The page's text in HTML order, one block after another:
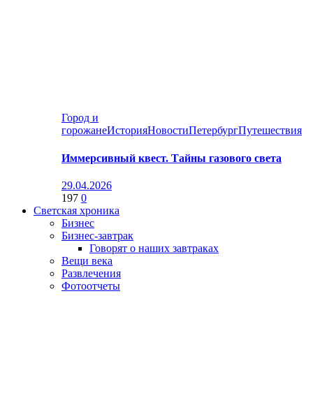
Город и
горожанеИсторияНовостиПетербургПутешествия
Иммерсивный квест. Тайны газового света
29.04.2026
197 0
Светская хроника
Бизнес
Бизнес-завтрак
Говорят о наших завтраках
Вещи века
Развлечения
Фотоотчеты